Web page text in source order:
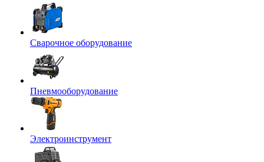
Сварочное оборудование
Пневмооборудование
Электроинструмент